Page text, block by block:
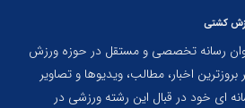
کشتی
رسانه تخصصی و مستقل در حوزه ورزش
اخبار، مطالب، ویدیوها و تصاویر
ای خود در قبال این رشته ورزشی در